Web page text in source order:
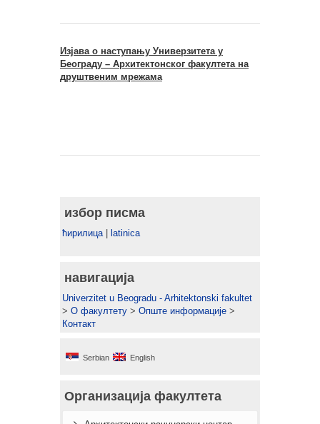
Изјава о наступању Универзитета у
Београду – Архитектонског факултета на
друштвеним мрежама
избор писма
ћирилица| latinica
навигација
Univerzitet u Beogradu - Arhitektonski fakultet
> О факултету > Опште информације >
Контакт
Serbian English
Организација факултета